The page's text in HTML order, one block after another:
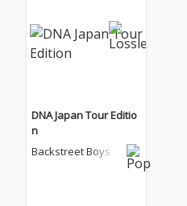
DNA Japan Tour Editio
n
Backstreet Boys